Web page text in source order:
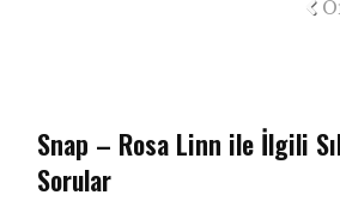
Snap – Rosa Linn ile İlgili
Sorular